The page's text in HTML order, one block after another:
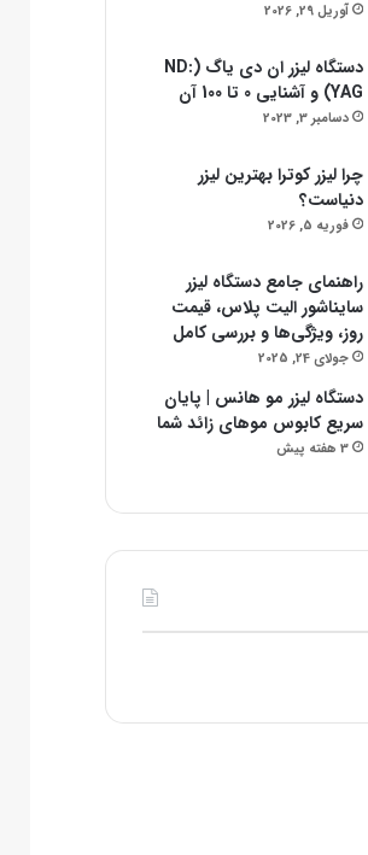
آوریل 29, 2026
دستگاه لیزر ان دی یاگ (ND:
YAG) و آشنایی 0 تا 100 آن
دسامبر 3, 2023
چرا لیزر کوترا بهترین لیزر
دنیاست؟
فوریه 5, 2026
راهنمای جامع دستگاه لیزر
سایناشور الیت پلاس، قیمت
روز، ویژگی‌ها و بررسی کامل
جولای 24, 2025
دستگاه لیزر مو هانس | پایان
سریع کابوس موهای زائد شما
3 هفته پیش